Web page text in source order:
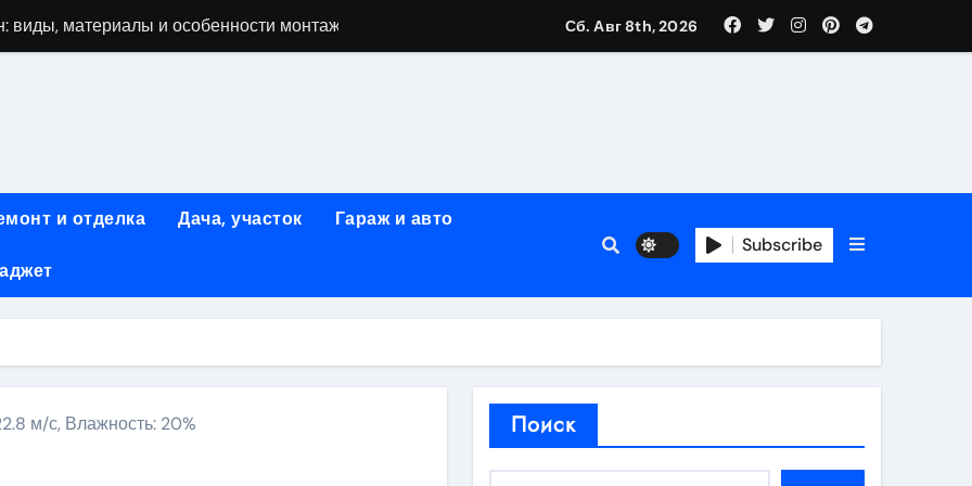
материалы и особенности монтажа
ногтевого сервиса: основные принципы и форматы участия
конструкции и этапы возведения
на рейсы в Киргизию
рекламных технологий для программной и мобильной рекламы
ассортимента и критериев выбора
квартир со вторым светом и террасой в готовых домах
Сб. Авг 8th, 2026
и отделка Дача, участок Гараж и авто
Subscribe
м/с, Влажность: 20% Поиск